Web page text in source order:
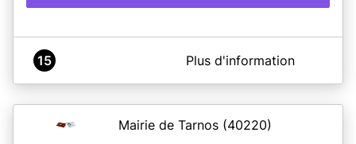
A propos de Mairie Saint-Pandelon
minutes. Nous vous remercions de patienter pour la
réception de cet e-mail ne pas renouveler inutilement
votre demande de rendez-vous.
15 Plus d'information
Mairie de Tarnos (40220)